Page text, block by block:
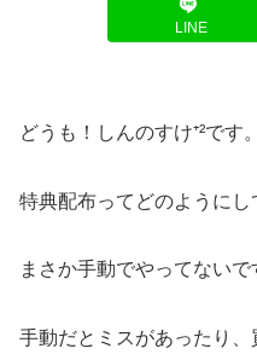
LINE
どうも！しんのすけ⁺²です。
特典配布ってどのようにし
まさか手動でやってないで
手動だとミスがあったり